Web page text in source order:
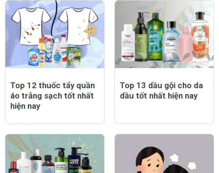
Trẻ bị sởi có biểu hiện
như thế nào?
Top 12 máy chạy bộ tại
nhà tốt nhất hiện nay
Top 12 thuốc tẩy quần
áo trắng sạch tốt nhất
hiện nay
Top 13 dầu gội cho da
dầu tốt nhất hiện nay